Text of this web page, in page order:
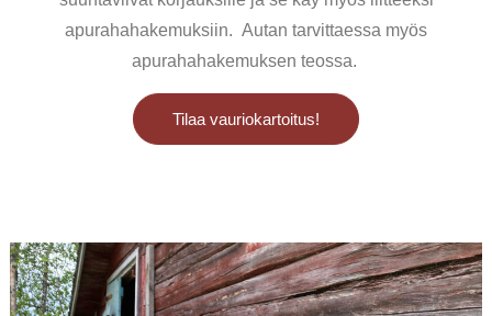
apurahahakemuksiin. Autan tarvittaessa myös
apurahahakemuksen teossa.
Tilaa vauriokartoitus!